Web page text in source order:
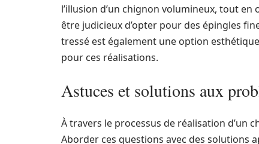
l’illusion d’un chignon volumineux, tout
être judicieux d’opter pour des épingles
tressé est également une option
pour ces réalisations.
Astuces et solutions aux
À travers le processus de réalisation d’un
Aborder ces questions avec des solutions